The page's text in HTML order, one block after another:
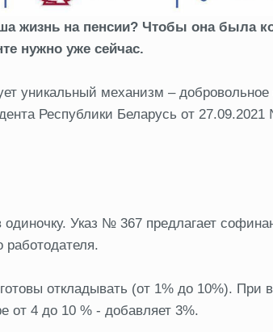
жизнь на пенсии? Чтобы она была
нужно уже сейчас.
уникальный механизм – добровольное
Республики Беларусь от
Указ № 367 предлагает
работодателя.
откладывать (от 1% до 10%). При
от 4 до 10 % - добавляет 3%.